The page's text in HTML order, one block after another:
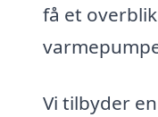
få et
Vi tilbyder